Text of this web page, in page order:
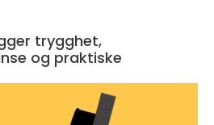
trygghet,
og praktiske